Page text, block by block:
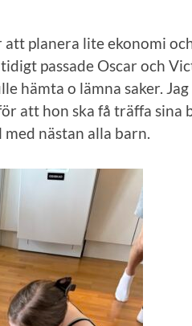
planera lite ekonomi
passade Oscar och
hämta o lämna saker.
att hon ska få träffa sina
nästan alla barn.